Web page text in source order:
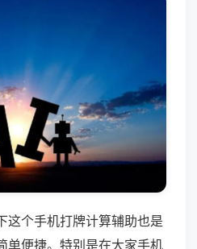
这个手机打牌计算辅助也是
单便捷。特别是在大家手机